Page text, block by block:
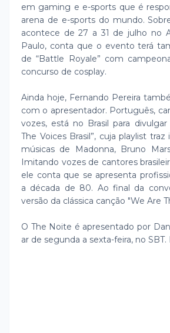
em gaming e e-sports que é
arena de e-sports do mundo.
acontece de 27 a 31 de julho no
Paulo, conta que o evento terá
de “Battle Royale” com
concurso de cosplay.
Ainda hoje, Fernando Pereira
com o apresentador. Português,
vozes, está no Brasil para
The Voices Brasil”, cuja playlist
músicas de Madonna, Bruno
Imitando vozes de cantores
ele conta que se apresenta
a década de 80. Ao final da
versão da clássica canção "We Are
O The Noite é apresentado por
ar de segunda a sexta-feira, no SBT.